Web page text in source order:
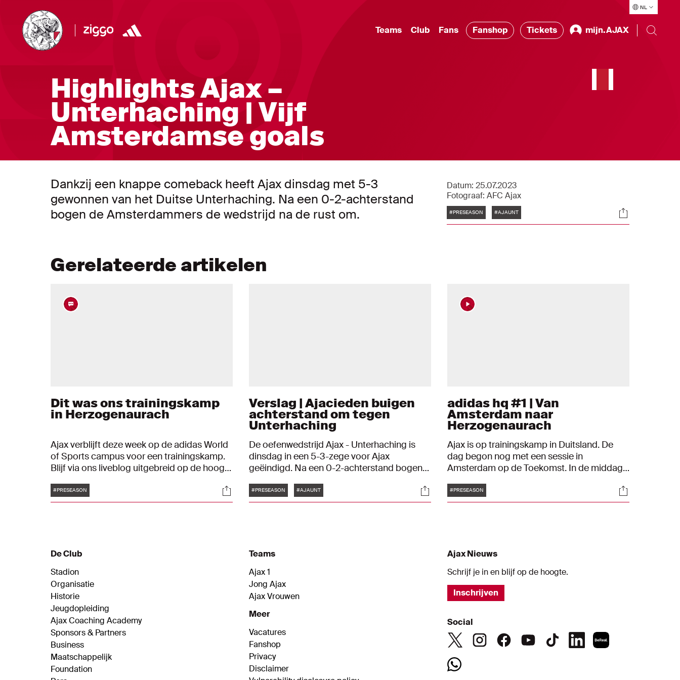
NL
Teams Club Fans Fanshop Tickets mijn.AJAX
Highlights Ajax –
Unterhaching | Vijf
Amsterdamse goals
Dankzij een knappe comeback heeft Ajax dinsdag met 5-3
gewonnen van het Duitse Unterhaching. Na een 0-2-achterstand
bogen de Amsterdammers de wedstrijd na de rust om.
Datum: 25.07.2023
Fotograaf: AFC Ajax
Tags
#PRESEASON #AJAUNT Socials
Gerelateerde artikelen
Dit was ons trainingskamp
in Herzogenaurach
Ajax verblijft deze week op de adidas World
of Sports campus voor een trainingskamp.
Blijf via ons liveblog uitgebreid op de hoogte
Herzogenaurach.
Tags
#PRESEASON Socials
Verslag | Ajacieden buigen
achterstand om tegen
Unterhaching
De oefenwedstrijd Ajax - Unterhaching is
dinsdag in een 5-3-zege voor Ajax
geëindigd. Na een 0-2-achterstand bogen
Godts, Benjamin Tahirović en Steven
Bergwijn de wedstrijd om.
Tags
#PRESEASON #AJAUNT Socials
adidas hq #1 | Van
Amsterdam naar
Herzogenaurach
Ajax is op trainingskamp in Duitsland. De
dag begon nog met een sessie in
Amsterdam op de Toekomst. In de middag
World of Sports campus van adidas in
Herzogenaurach. Daar volgde een
Tags
#PRESEASON Socials
De Club
Stadion
Organisatie
Historie
Jeugdopleiding
Ajax Coaching Academy
Sponsors & Partners
Business
Maatschappelijk
Foundation
Teams
Ajax 1
Jong Ajax
Ajax Vrouwen
Meer
Vacatures
Fanshop
Privacy
Disclaimer
Ajax Nieuws
Schrijf je in en blijf op de hoogte.
Inschrijven
Social